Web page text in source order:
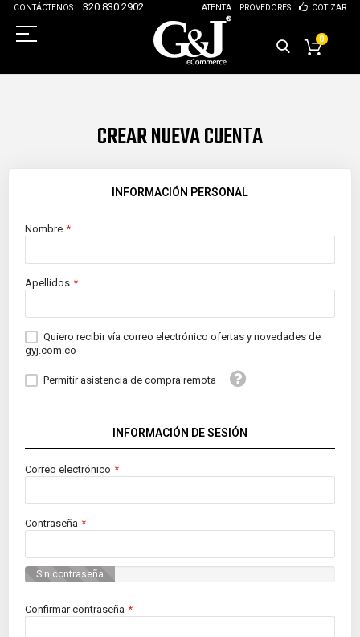
CONTÁCTENOS 320 830 2902 ATENTA PROVEDORES COTIZAR
0
CREAR NUEVA CUENTA
INFORMACIÓN PERSONAL
Nombre
Apellidos
Quiero recibir vía correo electrónico ofertas y novedades de
gyj.com.co
Permitir asistencia de compra remota
Tooltip
INFORMACIÓN DE SESIÓN
Correo electrónico
Contraseña
Sin contraseña
Confirmar contraseña